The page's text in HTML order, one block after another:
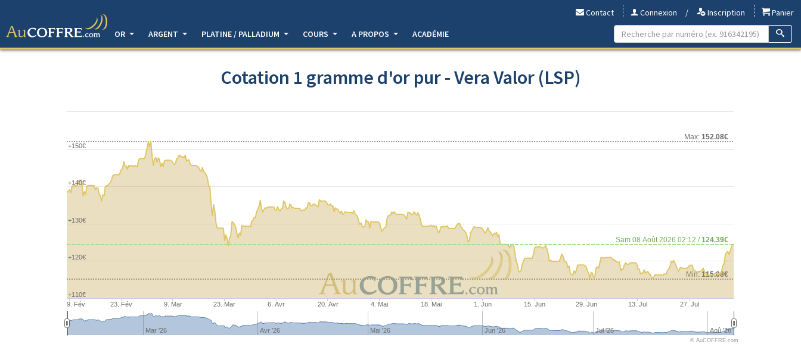
Contact Connexion / Inscription
Panier
OR
ARGENT PLATINE / PALLADIUM COURS A PROPOS ACADÉMIE
Cotation 1 gramme d'or pur - Vera Valor (LSP)
Min:115.08€
Max: 152.08€
Sam 08 Août 2026 02:12 /124.39€
9. Fév 23. Fév 9. Mar 23. Mar 6. Avr 20. Avr 4. Mai 18. Mai 1. Jun 15. Jun 29. Jun 13. Jul 27. Jul
Mar '26 Avr '26 Mai '26 Jun '26 Jul '26 Aoû '26
+110€
+120€
+130€
+140€
+150€
© AuCOFFRE.com